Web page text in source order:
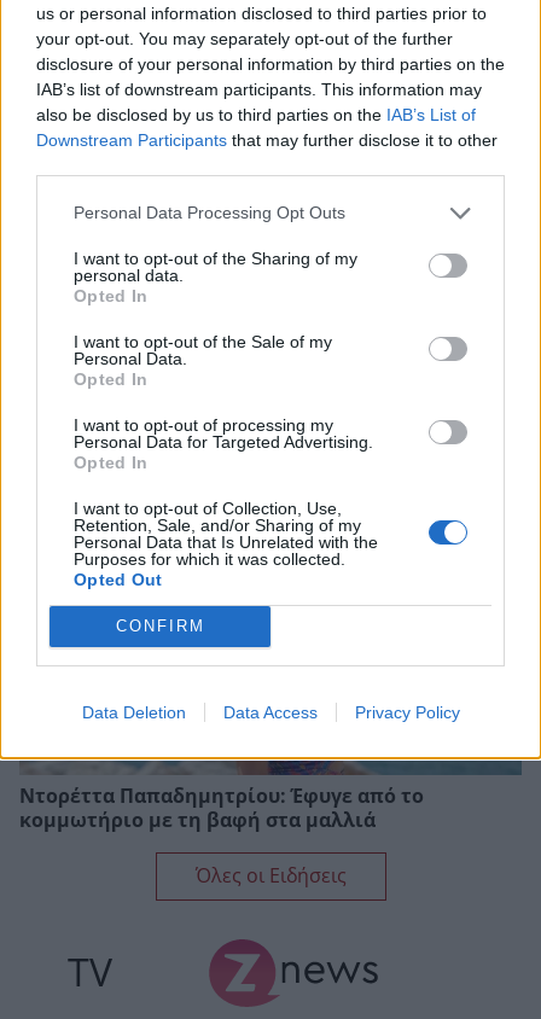
us or personal information disclosed to third parties prior to
your opt-out. You may separately opt-out of the further
disclosure of your personal information by third parties on the
IAB’s list of downstream participants. This information may
also be disclosed by us to third parties on the IAB’s List of
Downstream Participants that may further disclose it to other
Personal Data Processing Opt Outs
I want to opt-out of the Sharing of my
personal data.
Opted In
I want to opt-out of the Sale of my
Personal Data.
Opted In
I want to opt-out of processing my
Personal Data for Targeted Advertising.
Opted In
I want to opt-out of Collection, Use,
Retention, Sale, and/or Sharing of my
Personal Data that Is Unrelated with the
Purposes for which it was collected.
Opted Out
CONFIRM
Data Deletion Data Access Privacy Policy
Βαλεντίνη Παπαδάκη: Το συγκινητικό μήνυμα
αγάπης για τον Κώστα Σόμμερ – «Ανησυχώ μήπως
ξεχνάει πόσο πολύ τον χρειαζόμαστε…»
Ένα καλοκαιρινό ταξίδι στην καρδιά της Ιταλίας,
από το BOROTALCO
Ντορέττα Παπαδημητρίου: Έφυγε από το
κομμωτήριο με τη βαφή στα μαλλιά
Όλες οι Ειδήσεις
TV